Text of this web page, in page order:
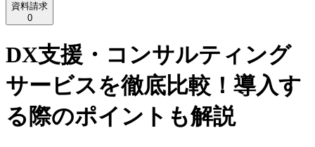
資料請求
0
DX支援・コンサルティング
サービスを徹底比較！導入す
る際のポイントも解説